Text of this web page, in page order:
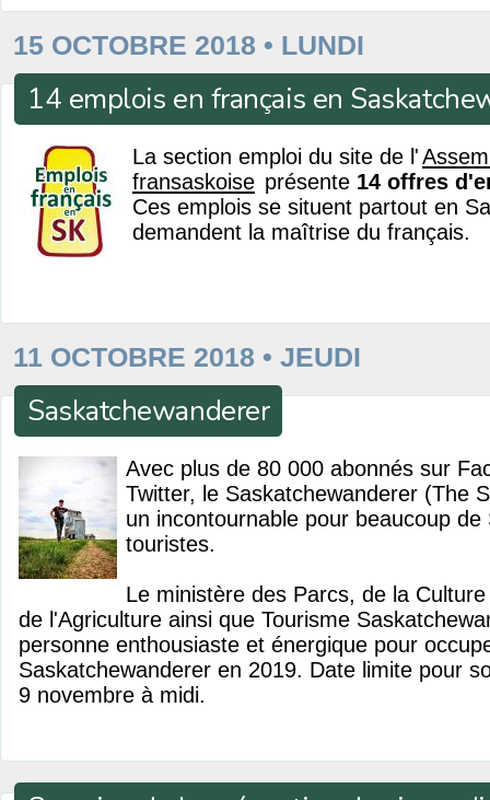
15 OCTOBRE 2018 • LUNDI
14 emplois en français en
La section emploi du site de l'
fransaskoise présente 14 offres
Ces emplois se situent partout en
demandent la maîtrise du français.
11 OCTOBRE 2018 • JEUDI
Saskatchewanderer
Avec plus de 80 000 abonnés sur
Twitter, le Saskatchewanderer (The
un incontournable pour beaucoup
touristes.
Le ministère des Parcs, de la
de l'Agriculture ainsi que Tourisme
personne enthousiaste et énergique pour
Saskatchewanderer en 2019. Date limite pour
9 novembre à midi.